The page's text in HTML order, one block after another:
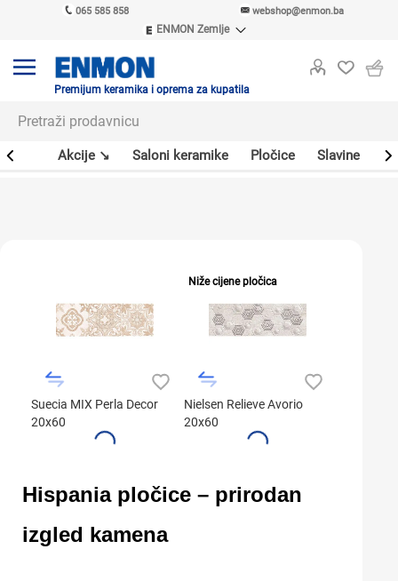
065 585 858 webshop@enmon.ba
ENMON Zemlje
ENMON MKD
Premijum keramika i oprema za kupatila
Akcije ↘ Saloni keramike Pločice Slavine
Suecia MIX Perla Decor
20x60
Niže cijene pločica
Nielsen Relieve Avorio
20x60
Hispania pločice – prirodan
izgled kamena